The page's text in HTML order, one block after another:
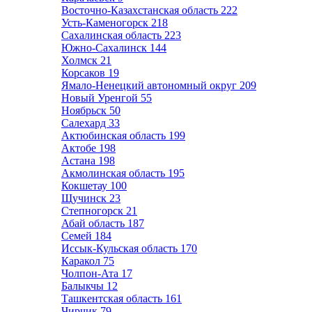
Восточно-Казахстанская область 222
Усть-Каменогорск 218
Сахалинская область 223
Южно-Сахалинск 144
Холмск 21
Корсаков 19
Ямало-Ненецкий автономный округ 209
Новый Уренгой 55
Ноябрьск 50
Салехард 33
Актюбинская область 199
Актобе 198
Астана 198
Акмолинская область 195
Кокшетау 100
Щучинск 23
Степногорск 21
Абай область 187
Семей 184
Иссык-Кульская область 170
Каракол 75
Чолпон-Ата 17
Балыкчы 12
Ташкентская область 161